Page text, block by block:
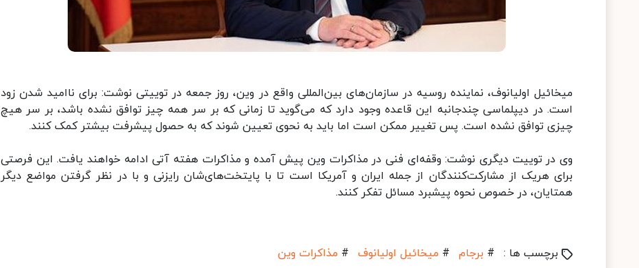
میخائیل اولیانوف، نماینده روسیه در سازمان‌های بین‌المللی واقع در وین، روز جمعه در توییتی نوشت: برای ناامید شدن زود
است. در دیپلماسی چندجانبه این قاعده وجود دارد که می‌گوید تا زمانی که بر سر همه‌ چیز توافق نشده باشد، بر سر هیچ
چیزی توافق نشده است.‌ پس تغییر ممکن است اما باید به نحوی تعیین شوند که به حصول پیشرفت بیشتر کمک کنند.
وی در توییت دیگری نوشت: وقفه‌ای فنی در مذاکرات وین پیش آمده و مذاکرات هفته آتی ادامه خواهند یافت. این فرصتی
برای هریک از مشارکت‌کنندگان از جمله ایران و آمریکا است تا با پایتخت‌های‌شان رایزنی و با در نظر گرفتن مواضع دیگر
همتایان، در خصوص نحوه پیشبرد مسائل تفکر کنند.
برچسب ها : # برجام # میخائیل اولیانوف # مذاکرات وین